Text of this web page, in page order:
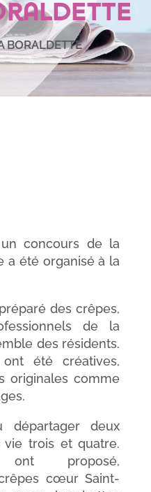
BORALDETTE
concours de la
a été organisé à la
des crêpes,
de la
des résidents.
été créatives,
originales comme
départager deux
trois et quatre.
proposé,
cœur Saint-